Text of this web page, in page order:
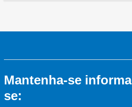
Mantenha-se
se: